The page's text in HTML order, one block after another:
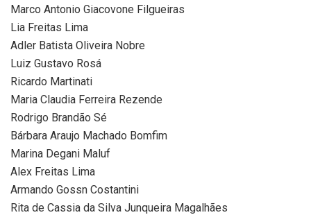
Marco Antonio Giacovone Filgueiras
Lia Freitas Lima
Adler Batista Oliveira Nobre
Luiz Gustavo Rosá
Ricardo Martinati
Maria Claudia Ferreira Rezende
Rodrigo Brandão Sé
Bárbara Araujo Machado Bomfim
Marina Degani Maluf
Alex Freitas Lima
Armando Gossn Costantini
Rita de Cassia da Silva Junqueira Magalhães